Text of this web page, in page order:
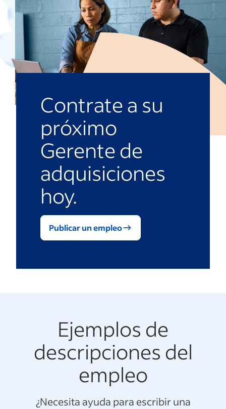
Contrate a su
próximo
Gerente de
adquisiciones
hoy.
Publicar un empleo
Ejemplos de
descripciones del
empleo
¿Necesita ayuda para escribir una